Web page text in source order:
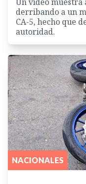
derribando a un
CA-5, hecho que
autoridad.
NACIONALES